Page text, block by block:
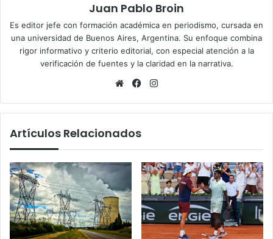
Juan Pablo Broin
Es editor jefe con formación académica en periodismo, cursada en
una universidad de Buenos Aires, Argentina. Su enfoque combina
rigor informativo y criterio editorial, con especial atención a la
verificación de fuentes y la claridad en la narrativa.
Sitio
Facebook
Artículos Relacionados